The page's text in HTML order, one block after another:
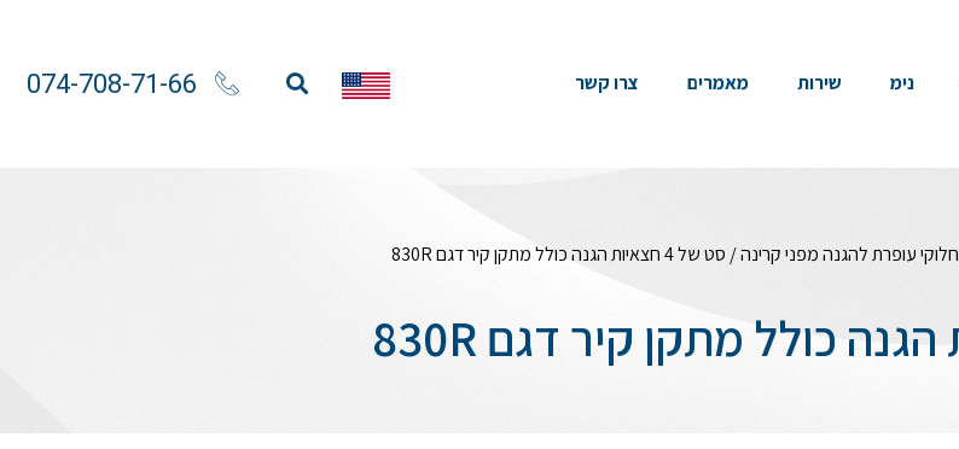
נימ שירות מאמרים צרו קשר 074-708-71-66
חלוקי עופרת להגנה מפני קרינה/ סט של 4 חצאיות הגנה כולל מתקן קיר דגם 830R